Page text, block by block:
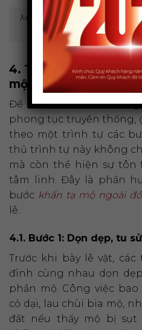
Mâm cúng gia tiên tại
chu đáo,
4. Trình tự các bước
mộ đúng chuẩn
Để buổi lễ diễn ra
phong tục truyền thống,
theo một trình tự các
thủ trình tự này không
mà còn thể hiện sự tôn
tâm linh. Đây là phần
bước khấn tạ mộ ngoài
lễ.
4.1. Bước 1: Dọn dẹp, tu
Trước khi bày lễ vật,
đình cùng nhau dọn
phần mộ. Công việc
cỏ dại, lau chùi bia mộ,
đất nếu thấy mộ bị sụt